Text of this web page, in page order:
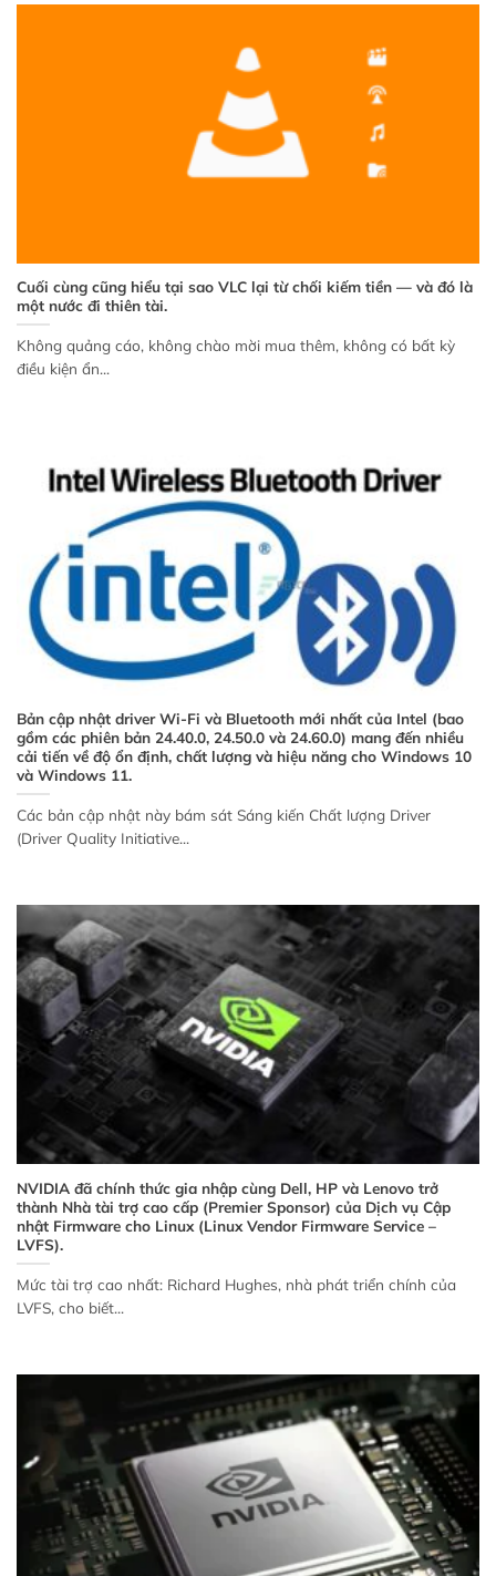
Cuối cùng cũng hiểu tại sao VLC lại từ chối kiếm tiền — và đó là
một nước đi thiên tài.
Không quảng cáo, không chào mời mua thêm, không có bất kỳ
điều kiện ẩn...
Bản cập nhật driver Wi-Fi và Bluetooth mới nhất của Intel (bao
gồm các phiên bản 24.40.0, 24.50.0 và 24.60.0) mang đến nhiều
cải tiến về độ ổn định, chất lượng và hiệu năng cho Windows 10
và Windows 11.
Các bản cập nhật này bám sát Sáng kiến Chất lượng Driver
(Driver Quality Initiative...
NVIDIA đã chính thức gia nhập cùng Dell, HP và Lenovo trở
thành Nhà tài trợ cao cấp (Premier Sponsor) của Dịch vụ Cập
nhật Firmware cho Linux (Linux Vendor Firmware Service –
LVFS).
Mức tài trợ cao nhất: Richard Hughes, nhà phát triển chính của
LVFS, cho biết...